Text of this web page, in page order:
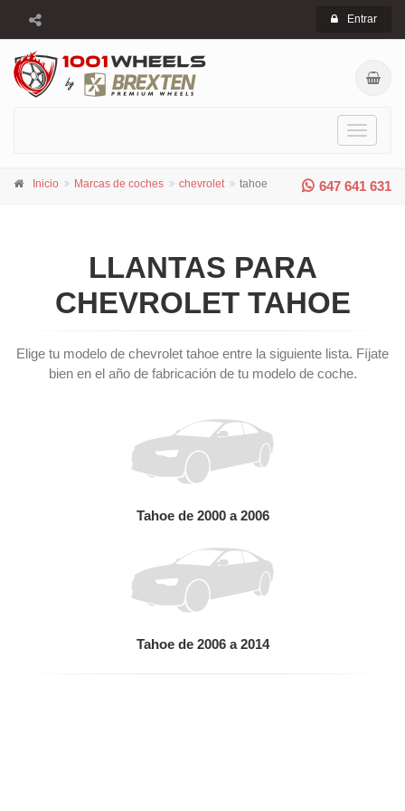
Entrar
Toggle
647 641 631
Inicio Marcas de coches chevrolet tahoe
LLANTAS PARA
CHEVROLET TAHOE
Elige tu modelo de chevrolet tahoe entre la siguiente lista. Fíjate
bien en el año de fabricación de tu modelo de coche.
Tahoe de 2000 a 2006
Tahoe de 2006 a 2014